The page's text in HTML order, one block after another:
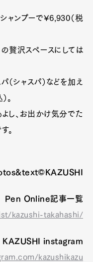
ャンプーで¥6,930（税
贅沢スペースにしては
（シャスパ）などを加え
。
し、お出かけ気分でた
。
Pen Online記事一覧
kazushi-takahashi/
KAZUSHI instagram
kazushikazu